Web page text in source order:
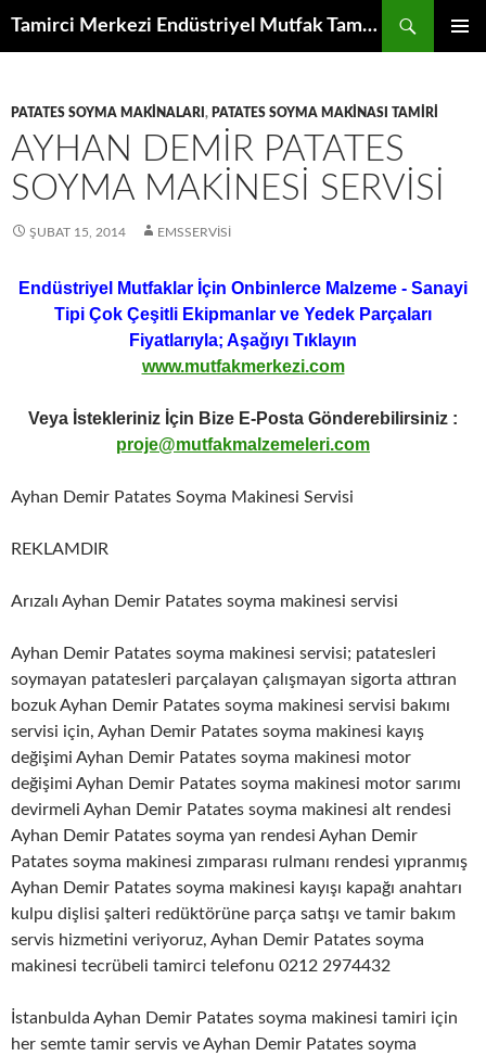
Tamirci Merkezi Endüstriyel Mutfak Tamiri Periyodik Bakımı Servisi
PATATES SOYMA MAKINALARI , PATATES SOYMA MAKINASI TAMIRI
AYHAN DEMIR PATATES
SOYMA MAKINESI SERVISI
ŞUBAT 15, 2014 EMSSERVISI
Endüstriyel Mutfaklar İçin Onbinlerce Malzeme - Sanayi
Tipi Çok Çeşitli Ekipmanlar ve Yedek Parçaları
Fiyatlarıyla; Aşağıyı Tıklayın
www.mutfakmerkezi.com
Veya İstekleriniz İçin Bize E-Posta Gönderebilirsiniz :
proje@mutfakmalzemeleri.com
Ayhan Demir Patates Soyma Makinesi Servisi
REKLAMDIR
Arızalı Ayhan Demir Patates soyma makinesi servisi
Ayhan Demir Patates soyma makinesi servisi; patatesleri
soymayan patatesleri parçalayan çalışmayan sigorta attıran
bozuk Ayhan Demir Patates soyma makinesi servisi bakımı
servisi için, Ayhan Demir Patates soyma makinesi kayış
değişimi Ayhan Demir Patates soyma makinesi motor
değişimi Ayhan Demir Patates soyma makinesi motor sarımı
devirmeli Ayhan Demir Patates soyma makinesi alt rendesi
Ayhan Demir Patates soyma yan rendesi Ayhan Demir
Patates soyma makinesi zımparası rulmanı rendesi yıpranmış
Ayhan Demir Patates soyma makinesi kayışı kapağı anahtarı
kulpu dişlisi şalteri redüktörüne parça satışı ve tamir bakım
servis hizmetini veriyoruz, Ayhan Demir Patates soyma
makinesi tecrübeli tamirci telefonu 0212 2974432
İstanbulda Ayhan Demir Patates soyma makinesi tamiri için
her semte tamir servis ve Ayhan Demir Patates soyma